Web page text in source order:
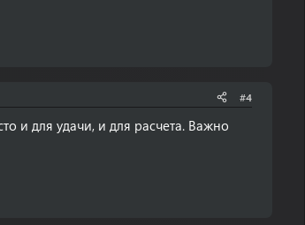
#4
и для удачи, и для расчета. Важно